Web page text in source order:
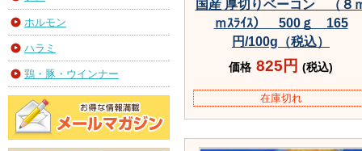
ホルモン
ハラミ
鶏・豚・ウインナー
国産 厚切りベーコン （８
ｍｽﾗｲｽ） 500ｇ 165
円/100g（税込）
価格 825円 (税込)
在庫切れ